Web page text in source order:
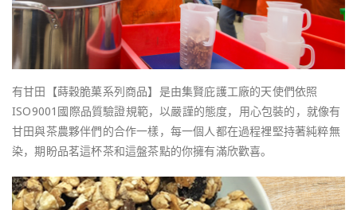
有甘田【蒔穀脆菓系列商品】是由集賢庇護工廠的天使們依照
ISO9001國際品質驗證規範，以嚴謹的態度，用心包裝的，就像有
甘田與茶農夥伴們的合作一樣，每一個人都在過程裡堅持著純粹無
染，期盼品茗這杯茶和這盤茶點的你擁有滿欣歡喜。